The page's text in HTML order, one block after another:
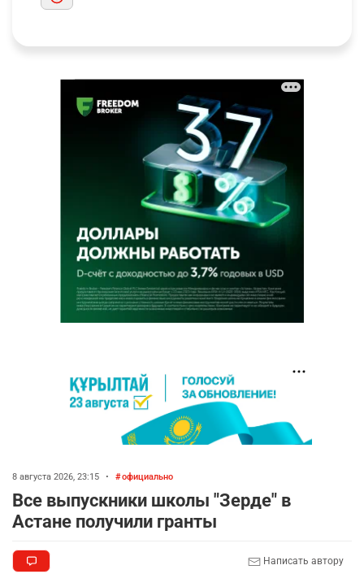
8 августа 2026, 23:15 • официально
Все выпускники школы "Зерде" в
Астане получили гранты
Написать автору